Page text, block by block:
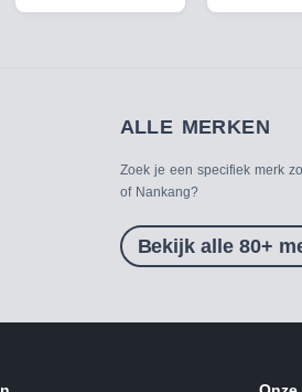
ALLE MERKEN
Zoek je een specifiek merk
of Nankang?
Bekijk alle 80+